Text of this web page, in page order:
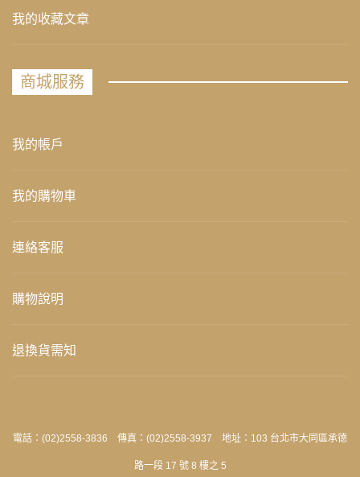
我的收藏文章
商城服務
我的帳戶
我的購物車
連絡客服
購物說明
退換貨需知
電話：(02)2558-3836 傳真：(02)2558-3937 地址：103 台北市大同區承德
路一段 17 號 8 樓之 5